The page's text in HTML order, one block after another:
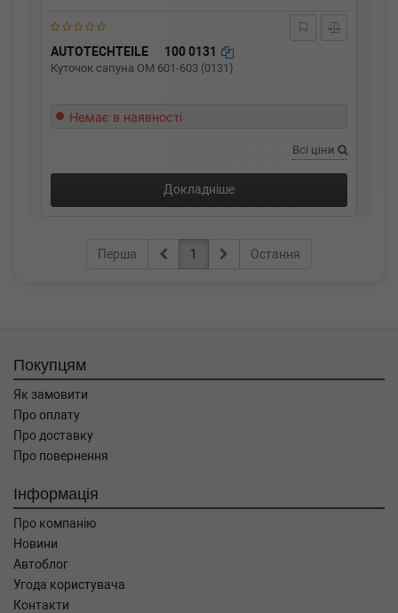
AUTOTECHTEILE 100 0131
Куточок сапуна ОМ 601-603 (0131)
Немає в наявності
Всі ціни
Докладніше
Перша 1 Остання
Покупцям
Як замовити
Про оплату
Про доставку
Про повернення
Інформація
Про компанію
Новини
Автоблог
Угода користувача
Контакти